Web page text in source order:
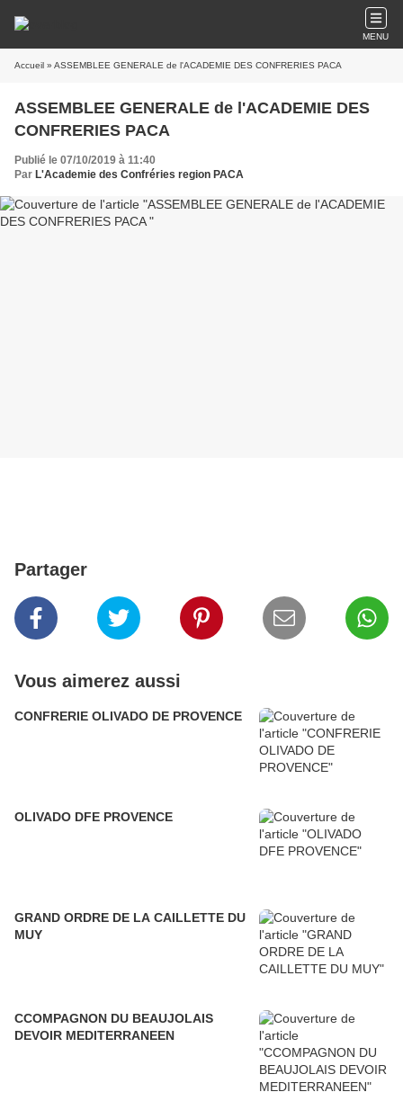
MENU
Accueil » ASSEMBLEE GENERALE de l'ACADEMIE DES CONFRERIES PACA
ASSEMBLEE GENERALE de l'ACADEMIE DES
CONFRERIES PACA
Publié le 07/10/2019 à 11:40
Par L'Academie des Confréries region PACA
Partager
Vous aimerez aussi
CONFRERIE OLIVADO DE PROVENCE
OLIVADO DFE PROVENCE
GRAND ORDRE DE LA CAILLETTE DU
MUY
CCOMPAGNON DU BEAUJOLAIS
DEVOIR MEDITERRANEEN